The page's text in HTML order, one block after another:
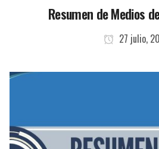
Resumen de Medios
27 julio,